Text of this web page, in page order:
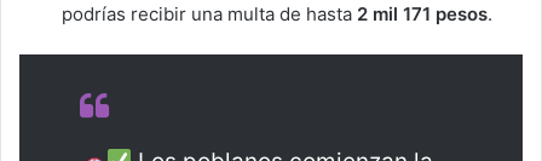
podrías recibir una multa de hasta 2 mil 171 pesos.